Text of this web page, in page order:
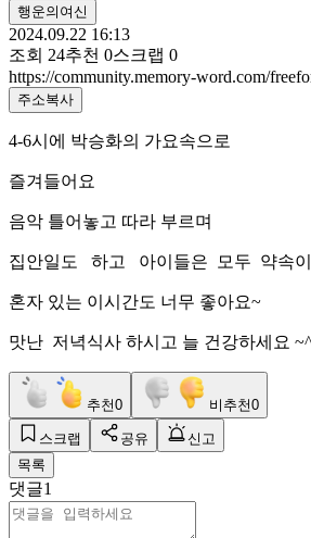
행운의여신
2024.09.22 16:13
조회 24추천 0스크랩 0
https://community.memory-word.com/
주소복사
4-6시에 박승화의 가요속으로
즐겨들어요
음악 틀어놓고 따라 부르며
집안일도 하고 아이들은 모두 약속
혼자 있는 이시간도 너무 좋아요~
맛난 저녁식사 하시고 늘 건강하세요
추천0 비추천0
스크랩 공유
신고
목록
댓글1